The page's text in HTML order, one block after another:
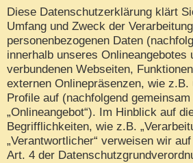
Diese Datenschutzerklärung klärt
Umfang und Zweck der
personenbezogenen Daten
innerhalb unseres Onlineangebotes
verbundenen Webseiten,
externen Onlinepräsenzen, wie
Profile auf (nachfolgend
„Onlineangebot“). Im Hinblick auf
Begrifflichkeiten, wie z.B.
„Verantwortlicher“ verweisen wir
Art. 4 der